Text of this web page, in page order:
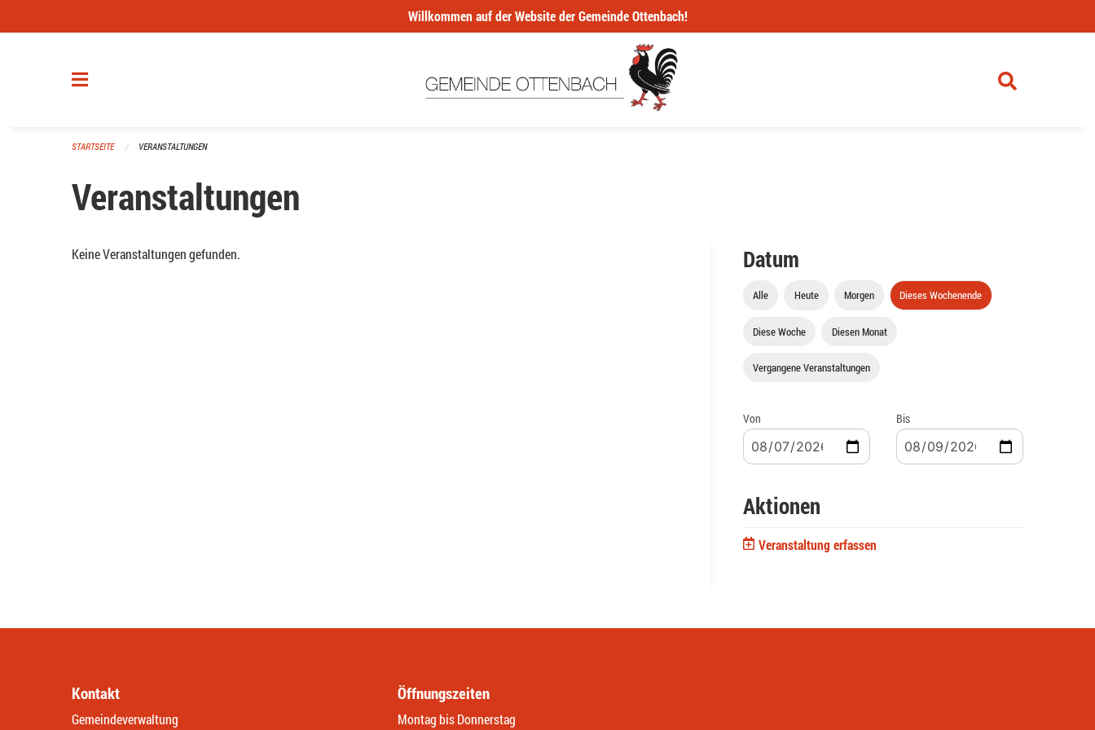
Willkommen auf der Website der Gemeinde Ottenbach!
STARTSEITE VERANSTALTUNGEN
Veranstaltungen
Keine Veranstaltungen gefunden. Datum
Alle Heute Morgen Dieses Wochenende
Diese Woche Diesen Monat
Vergangene Veranstaltungen
Von Bis
Aktionen
Veranstaltung erfassen
Kontakt
Gemeindeverwaltung
Öffnungszeiten
Montag bis Donnerstag